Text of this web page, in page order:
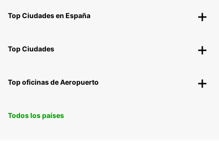
Top Ciudades en España
Top Ciudades
Top oficinas de Aeropuerto
Todos los países